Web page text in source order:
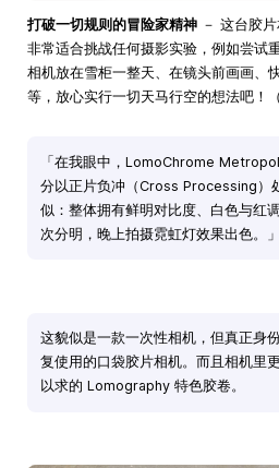
打破一切规则的冒险家精神 － 这台胶
非常适合挑战任何摄影实验，例如尝试
相机放在雪柜一整天、在镜头前画画、
等，放心实行一切天马行空的想法吧！
「在我眼中，LomoChrome
分以正片负冲（Cross Processing）
似：整体拥有鲜明对比度、白色与红
次分明，晚上拍摄霓虹灯效果出色。」
这貌似是一款一次性相机，但真正身
复使用的口袋胶片相机。而且相机里
以求的 Lomography 特色胶卷。